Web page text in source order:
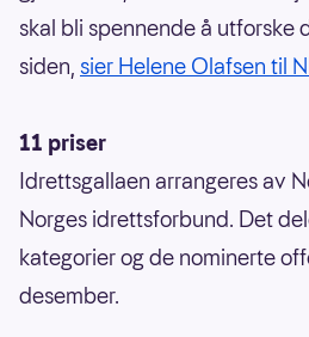
skal bli spennende å utforske
siden, sier Helene Olafsen til
11 priser
Idrettsgallaen arrangeres av
Norges idrettsforbund. Det
kategorier og de nominerte
desember.